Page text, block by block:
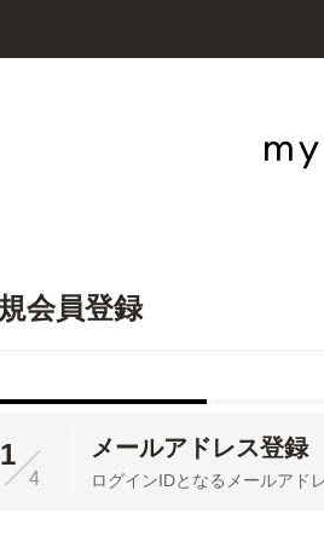
会員登録
4
1 メールアドレス登録
ログインIDとなるメールアド